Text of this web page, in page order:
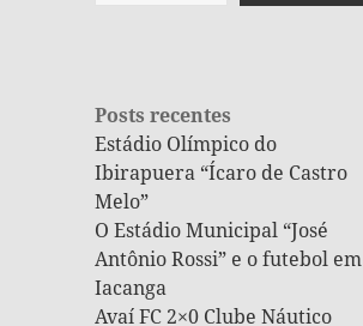
Posts recentes
Estádio Olímpico do
Ibirapuera “Ícaro de Castro
Melo”
O Estádio Municipal “José
Antônio Rossi” e o futebol em
Iacanga
Avaí FC 2×0 Clube Náutico